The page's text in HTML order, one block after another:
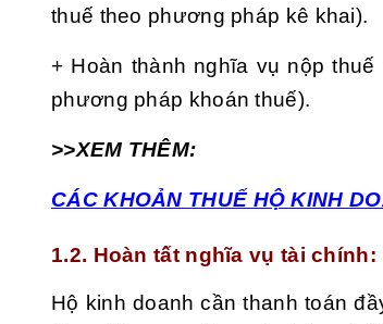
thuế theo phương pháp kê khai).
+ Hoàn thành nghĩa vụ nộp
phương pháp khoán thuế).
>>XEM THÊM:
CÁC KHOẢN THUẾ HỘ KINH
1.2. Hoàn tất nghĩa vụ tài chính:
Hộ kinh doanh cần thanh toán